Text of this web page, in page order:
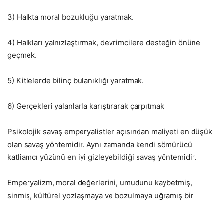
3) Halkta moral bozukluğu yaratmak.
4) Halkları yalnızlaştırmak, devrimcilere desteğin önüne
geçmek.
5) Kitlelerde bilinç bulanıklığı yaratmak.
6) Gerçekleri yalanlarla karıştırarak çarpıtmak.
Psikolojik savaş emperyalistler açısından maliyeti en düşük
olan savaş yöntemidir. Aynı zamanda kendi sömürücü,
katliamcı yüzünü en iyi gizleyebildiği savaş yöntemidir.
Emperyalizm, moral değerlerini, umudunu kaybetmiş,
sinmiş, kültürel yozlaşmaya ve bozulmaya uğramış bir